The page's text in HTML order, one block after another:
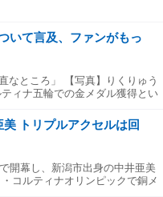
人になっているよー』と言いた
クを振り返ってもらいまし
大会だった？」 ■中井亜美選手
いて、夢の舞台で思いっきり
い舞台だったので、そこで自分
ウンサー 「メダル獲得まで想像
るというところがまず実感でき
なくて、ここでメダルをとると
っていたので、その結果メダ
「新潟の応援の声はどう届い
ングを演技後に見たが、早朝
のも知って、たくさんの方に応
い。」 ――――― 4年前、リモー
いて言及、ファンがもっ
なところ」 【写真】りくりゅう
ィナ五輪での金メダル獲得とい
イスショーに出演し、今後の進
の本音 3月に行われた世界選手
は当然だが、ファンの胸中は
れまでのふたりへの感謝と、
の感動を味わいたい。でも、そ
しまうんです」 そう語るの
美 トリプルアクセルは回
開幕し、新潟市出身の中井亜美
コルティナオリンピックで銅メ